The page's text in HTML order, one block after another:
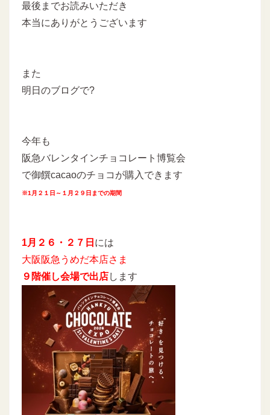
最後までお読みいただき
本当にありがとうございます
また
明日のブログで?
今年も
阪急バレンタインチョコレート博覧会
で御饌cacaoのチョコが購入できます
※1月２１日～１月２９日までの期間
1月２６・２７日 には
大阪阪急うめだ本店さま
９階催し会場で出店します